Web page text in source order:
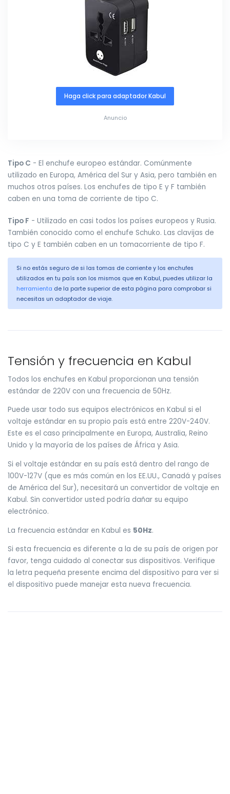
Haga click para adaptador Kabul
Anuncio
Tipo C - El enchufe europeo estándar. Comúnmente
utilizado en Europa, América del Sur y Asia, pero también en
muchos otros países. Los enchufes de tipo E y F también
caben en una toma de corriente de tipo C.
Tipo F - Utilizado en casi todos los países europeos y Rusia.
También conocido como el enchufe Schuko. Las clavijas de
tipo C y E también caben en un tomacorriente de tipo F.
Si no estás seguro de si las tomas de corriente y los enchufes
utilizados en tu país son los mismos que en Kabul, puedes utilizar la
herramienta de la parte superior de esta página para comprobar si
necesitas un adaptador de viaje.
Tensión y frecuencia en Kabul
Todos los enchufes en Kabul proporcionan una tensión
estándar de 220V con una frecuencia de 50Hz.
Puede usar todo sus equipos electrónicos en Kabul si el
voltaje estándar en su propio país está entre 220V-240V.
Este es el caso principalmente en Europa, Australia, Reino
Unido y la mayoría de los países de África y Asia.
Si el voltaje estándar en su país está dentro del rango de
100V-127V (que es más común en los EE.UU., Canadá y países
de América del Sur), necesitará un convertidor de voltaje en
Kabul. Sin convertidor usted podría dañar su equipo
electrónico.
La frecuencia estándar en Kabul es 50Hz.
Si esta frecuencia es diferente a la de su país de origen por
favor, tenga cuidado al conectar sus dispositivos. Verifique
la letra pequeña presente encima del dispositivo para ver si
el dispositivo puede manejar esta nueva frecuencia.